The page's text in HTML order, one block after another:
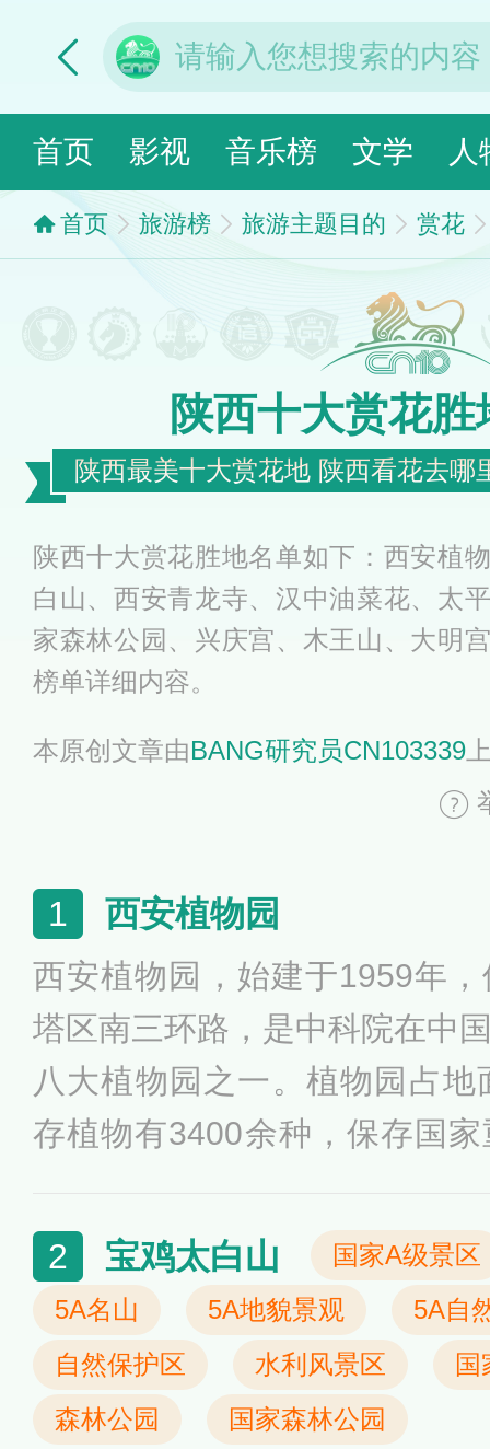
首页 影视 音乐榜 文学 人
首页 旅游榜 旅游主题目的 赏花
陕西十大赏花
陕西最美十大赏花地 陕西看花去哪
陕西十大赏花胜地名单如下：西安植
白山、西安青龙寺、汉中油菜花、太
家森林公园、兴庆宫、木王山、大明
榜单详细内容。
本原创文章由BANG研究员CN103339
1 西安植物园
西安植物园，始建于1959年
塔区南三环路，是中科院在中
八大植物园之一。植物园占
存植物有3400余种，保存国
美景观、现代智慧”相融合贯
建设了独具三秦特色的秦岭园
石园、遗忘园、系统园、蔷薇
儿童园、本草园等11个专类园
2 宝鸡太白山
国家A级景区
5A名山
5A地貌景观
5A自
自然保护区
水利风景区
国
森林公园
国家森林公园